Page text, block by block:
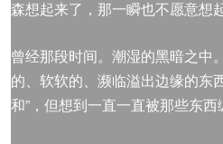
森想起来了，那一瞬也不愿意想
曾经那段时间。潮湿的黑暗之中
的、软软的、濒临溢出边缘的东
和”，但想到一直一直被那些东西